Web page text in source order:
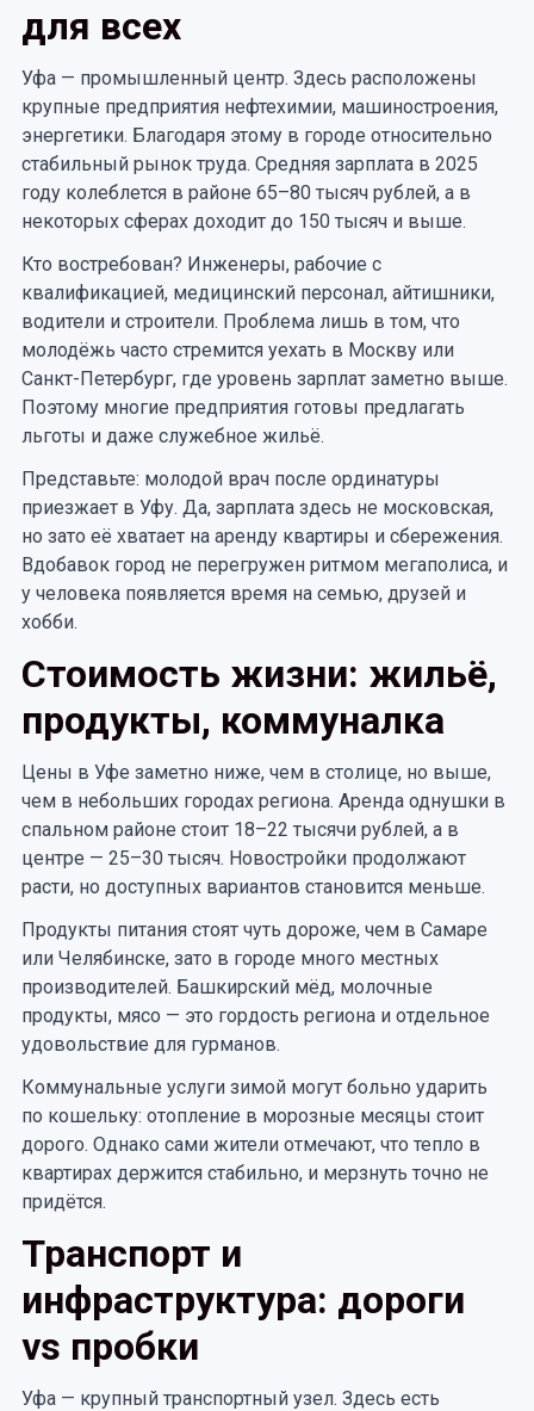
для всех
Уфа — промышленный центр. Здесь расположены
крупные предприятия нефтехимии, машиностроения,
энергетики. Благодаря этому в городе относительно
стабильный рынок труда. Средняя зарплата в 2025
году колеблется в районе 65–80 тысяч рублей, а в
некоторых сферах доходит до 150 тысяч и выше.
Кто востребован? Инженеры, рабочие с
квалификацией, медицинский персонал, айтишники,
водители и строители. Проблема лишь в том, что
молодёжь часто стремится уехать в Москву или
Санкт-Петербург, где уровень зарплат заметно выше.
Поэтому многие предприятия готовы предлагать
льготы и даже служебное жильё.
Представьте: молодой врач после ординатуры
приезжает в Уфу. Да, зарплата здесь не московская,
но зато её хватает на аренду квартиры и сбережения.
Вдобавок город не перегружен ритмом мегаполиса, и
у человека появляется время на семью, друзей и
хобби.
Стоимость жизни: жильё,
продукты, коммуналка
Цены в Уфе заметно ниже, чем в столице, но выше,
чем в небольших городах региона. Аренда однушки в
спальном районе стоит 18–22 тысячи рублей, а в
центре — 25–30 тысяч. Новостройки продолжают
расти, но доступных вариантов становится меньше.
Продукты питания стоят чуть дороже, чем в Самаре
или Челябинске, зато в городе много местных
производителей. Башкирский мёд, молочные
продукты, мясо — это гордость региона и отдельное
удовольствие для гурманов.
Коммунальные услуги зимой могут больно ударить
по кошельку: отопление в морозные месяцы стоит
дорого. Однако сами жители отмечают, что тепло в
квартирах держится стабильно, и мерзнуть точно не
придётся.
Транспорт и
инфраструктура: дороги
vs пробки
Уфа — крупный транспортный узел. Здесь есть